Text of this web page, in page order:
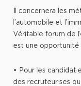
Il concernera les
l’automobile et
Véritable forum de
est une opportunité
• Pour les
des recruteur·ses